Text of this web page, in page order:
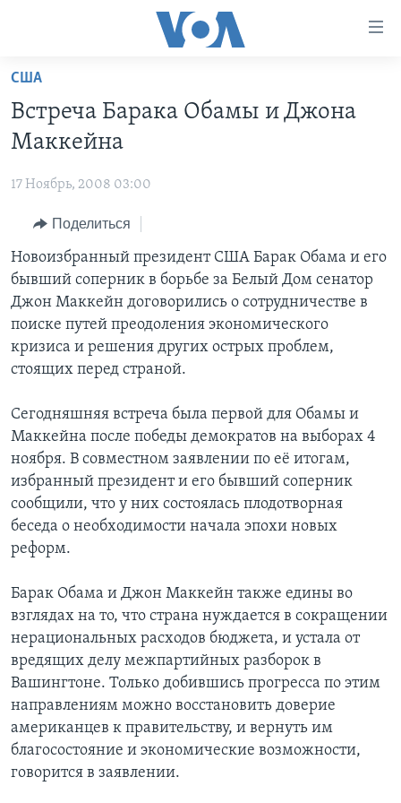
Перейти
основной
контент
навигации
Перейти
поиск
ПРОГРАММЫ
НОВОСТИ ЗА МИНУТУ
ИТОГИ
ПОЧЕМУ ЭТО ВАЖНО?
ДИСКУССИЯ VOA
ДЕТАЛИ
НЬЮ-ЙОРК NEW YORK
УЧИМ АНГЛИЙСКИЙ
НАША АМЕРИКАНСКАЯ ИСТОРИЯ
А КАК В АМЕРИКЕ?
АМЕРИКАНСКИЕ ГОРОДКИ
ТЕСТЫ
ЭКСПЕРТИЗА
ИНТЕРВЬЮ
ФАКТЫ ПРОТИВ ФЕЙКОВ
ЗА СВОБОДУ ПРЕССЫ
УЧИМ АНГЛИЙСКИЙ
ВИДЕО
Learning English
СОЦИАЛЬНЫЕ СЕТИ
США
Встреча Барака Обамы и Джона
Маккейна
17 Ноябрь, 2008 03:00
Поделиться
Новоизбранный президент США Барак Обама и его
бывший соперник в борьбе за Белый Дом сенатор
Джон Маккейн договорились о сотрудничестве в
поиске путей преодоления экономического
кризиса и решения других острых проблем,
стоящих перед страной.
Сегодняшняя встреча была первой для Обамы и
Маккейна после победы демократов на выборах 4
ноября. В совместном заявлении по её итогам,
избранный президент и его бывший соперник
сообщили, что у них состоялась плодотворная
беседа о необходимости начала эпохи новых
реформ.
Барак Обама и Джон Маккейн также едины во
взглядах на то, что страна нуждается в сокращении
нерациональных расходов бюджета, и устала от
вредящих делу межпартийных разборок в
Вашингтоне. Только добившись прогресса по этим
направлениям можно восстановить доверие
американцев к правительству, и вернуть им
благосостояние и экономические возможности,
говорится в заявлении.